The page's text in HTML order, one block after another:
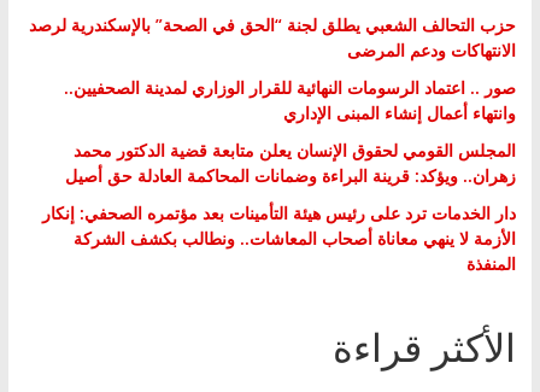
حزب التحالف الشعبي يطلق لجنة “الحق في الصحة” بالإسكندرية لرصد
الانتهاكات ودعم المرضى
صور .. اعتماد الرسومات النهائية للقرار الوزاري لمدينة الصحفيين..
وانتهاء أعمال إنشاء المبنى الإداري
المجلس القومي لحقوق الإنسان يعلن متابعة قضية الدكتور محمد
زهران.. ويؤكد: قرينة البراءة وضمانات المحاكمة العادلة حق أصيل
دار الخدمات ترد على رئيس هيئة التأمينات بعد مؤتمره الصحفي: إنكار
الأزمة لا ينهي معاناة أصحاب المعاشات.. ونطالب بكشف الشركة
المنفذة
الأكثر قراءة